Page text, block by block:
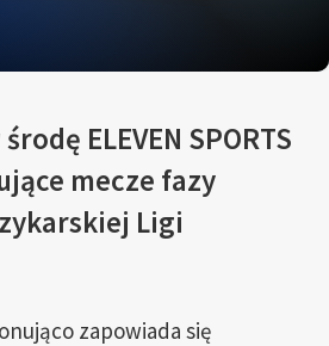
ELEVEN SPORTS
mecze fazy
Ligi
zapowiada się